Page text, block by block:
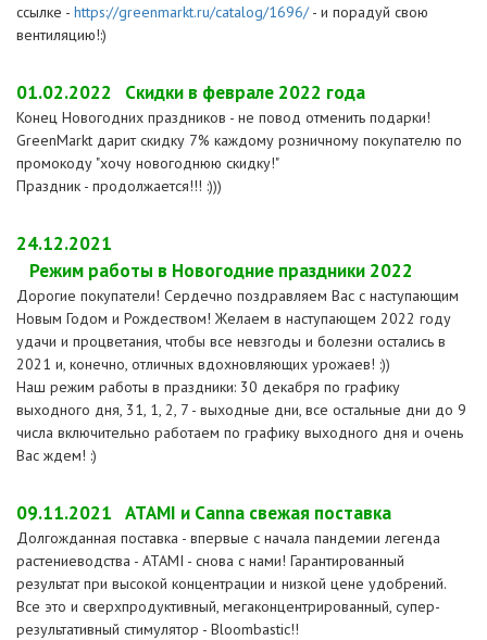
ссылке - https://greenmarkt.ru/catalog/1696/- и порадуй свою
вентиляцию!:)
01.02.2022 Скидки в феврале 2022 года
Конец Новогодних праздников - не повод отменить подарки!
GreenMarkt дарит скидку 7% каждому розничному покупателю по
промокоду "хочу новогоднюю скидку!"
Праздник - продолжается!!! :)))
24.12.2021
Режим работы в Новогодние праздники 2022
Дорогие покупатели! Сердечно поздравляем Вас с наступающим
Новым Годом и Рождеством! Желаем в наступающем 2022 году
удачи и процветания, чтобы все невзгоды и болезни остались в
2021 и, конечно, отличных вдохновляющих урожаев! :))
Наш режим работы в праздники: 30 декабря по графику
выходного дня, 31, 1, 2, 7 - выходные дни, все остальные дни до 9
числа включительно работаем по графику выходного дня и очень
Вас ждем! :)
09.11.2021 ATAMI и Canna свежая поставка
Долгожданная поставка - впервые с начала пандемии легенда
растениеводства - ATAMI - снова с нами! Гарантированный
результат при высокой концентрации и низкой цене удобрений.
Все это и сверхпродуктивный, мегаконцентрированный, супер-
результативный стимулятор - Bloombastic!!